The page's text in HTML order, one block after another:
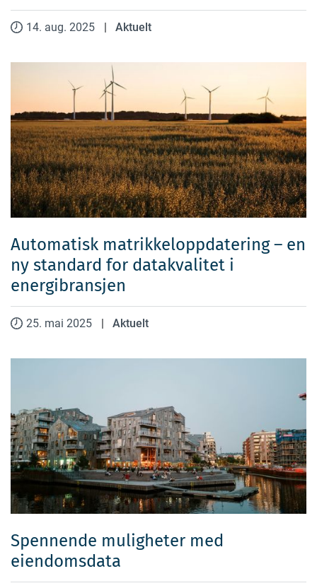
14. aug. 2025 | Aktuelt
Automatisk matrikkeloppdatering – en
ny standard for datakvalitet i
energibransjen
25. mai 2025 | Aktuelt
Spennende muligheter med
eiendomsdata